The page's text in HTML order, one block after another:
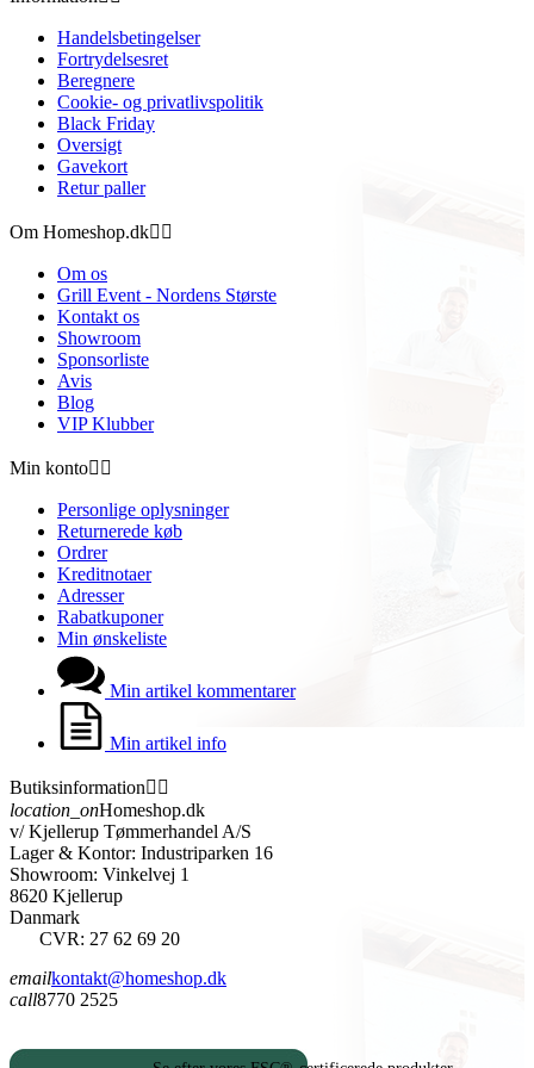
Handelsbetingelser
Fortrydelsesret
Beregnere
Cookie- og privatlivspolitik
Black Friday
Oversigt
Gavekort
Retur paller
Om Homeshop.dk 
Om os
Grill Event - Nordens Største
Kontakt os
Showroom
Sponsorliste
Avis
Blog
VIP Klubber
Min konto 
Personlige oplysninger
Returnerede køb
Ordrer
Kreditnotaer
Adresser
Rabatkuponer
Min ønskeliste
Min artikel kommentarer
Min artikel info
Butiksinformation 
location_onHomeshop.dk
v/ Kjellerup Tømmerhandel A/S
Lager & Kontor: Industriparken 16
Showroom: Vinkelvej 1
8620 Kjellerup
Danmark
CVR: 27 62 69 20
emailkontakt@homeshop.dk
call8770 2525